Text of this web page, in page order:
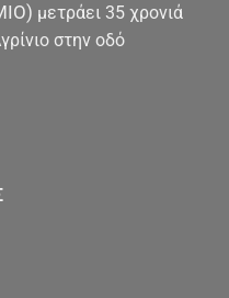
μετράει 35 χρονιά
στην οδό